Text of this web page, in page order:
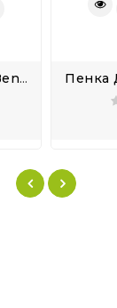
Гель От Прыщей Benzo-Xin Бензо-Ксин Клинопер Турецкий Дуак